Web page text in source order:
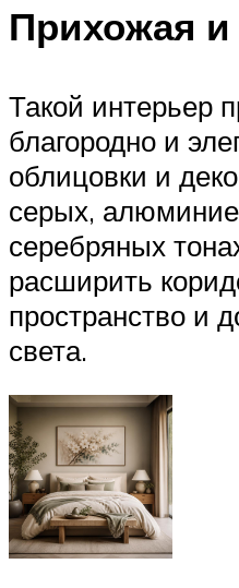
Прихожая
Такой интерьер
благородно и
облицовки и
серых,
серебряных
расширить
пространство и
света.